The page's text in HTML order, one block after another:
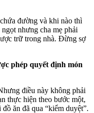
đường và khi nào thì
nhưng cha mẹ phải
trữ trong nhà. Đừng sợ
phép quyết định món
điều này không phải
thực hiện theo bước một,
ăn đã qua “kiểm duyệt”.